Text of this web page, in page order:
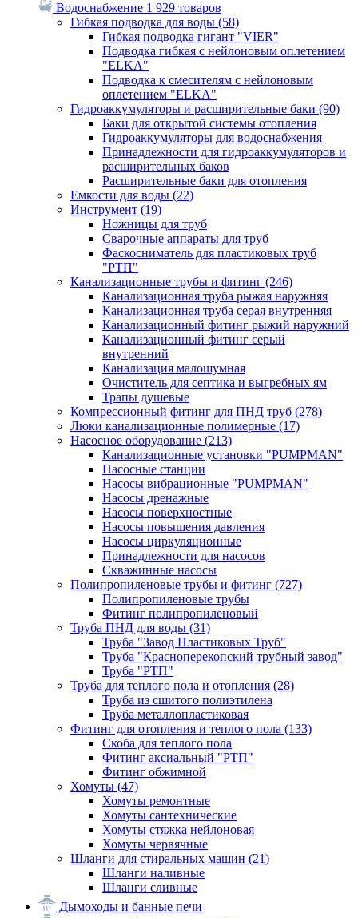
Водоснабжение 1 929 товаров
Гибкая подводка для воды (58)
Гибкая подводка гигант "VIER"
Подводка гибкая с нейлоновым оплетением
"ELKA"
Подводка к смесителям с нейлоновым
оплетением "ELKA"
Гидроаккумуляторы и расширительные баки (90)
Баки для открытой системы отопления
Гидроаккумуляторы для водоснабжения
Принадлежности для гидроаккумуляторов и
расширительных баков
Расширительные баки для отопления
Емкости для воды (22)
Инструмент (19)
Ножницы для труб
Сварочные аппараты для труб
Фаскосниматель для пластиковых труб
"РТП"
Канализационные трубы и фитинг (246)
Канализационная труба рыжая наружняя
Канализационная труба серая внутренняя
Канализационный фитинг рыжий наружний
Канализационный фитинг серый
внутренний
Канализация малошумная
Очиститель для септика и выгребных ям
Трапы душевые
Компрессионный фитинг для ПНД труб (278)
Люки канализационные полимерные (17)
Насосное оборудование (213)
Канализационные установки "PUMPMAN"
Насосные станции
Насосы вибрационные "PUMPMAN"
Насосы дренажные
Насосы поверхностные
Насосы повышения давления
Насосы циркуляционные
Принадлежности для насосов
Скважинные насосы
Полипропиленовые трубы и фитинг (727)
Полипропиленовые трубы
Фитинг полипропиленовый
Труба ПНД для воды (31)
Труба "Завод Пластиковых Труб"
Труба "Красноперекопский трубный завод"
Труба "РТП"
Труба для теплого пола и отопления (28)
Труба из сшитого полиэтилена
Труба металлопластиковая
Фитинг для отопления и теплого пола (133)
Скоба для теплого пола
Фитинг аксиальный "РТП"
Фитинг обжимной
Хомуты (47)
Хомуты ремонтные
Хомуты сантехнические
Хомуты стяжка нейлоновая
Хомуты червячные
Шланги для стиральных машин (21)
Шланги наливные
Шланги сливные
Дымоходы и банные печи